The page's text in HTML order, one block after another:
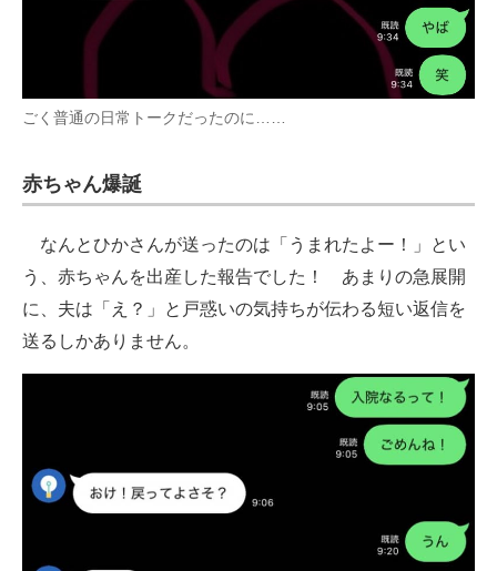
ごく普通の日常トークだったのに……
赤ちゃん爆誕
なんとひかさんが送ったのは「うまれたよー！」とい
う、赤ちゃんを出産した報告でした！ あまりの急展開
に、夫は「え？」と戸惑いの気持ちが伝わる短い返信を
送るしかありません。